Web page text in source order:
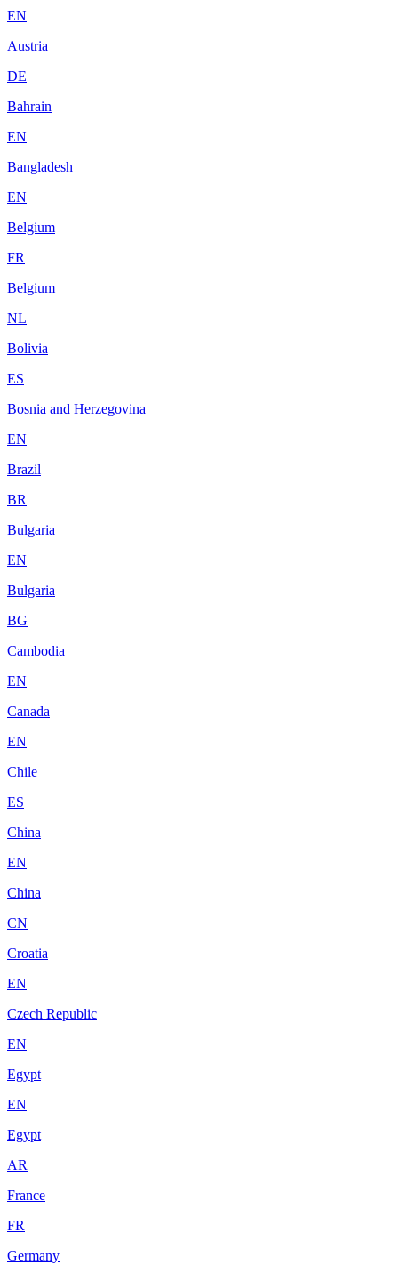
EN
Austria
DE
Bahrain
EN
Bangladesh
EN
Belgium
FR
Belgium
NL
Bolivia
ES
Bosnia and Herzegovina
EN
Brazil
BR
Bulgaria
EN
Bulgaria
BG
Cambodia
EN
Canada
EN
Chile
ES
China
EN
China
CN
Croatia
EN
Czech Republic
EN
Egypt
EN
Egypt
AR
France
FR
Germany